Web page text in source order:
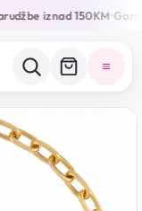
iznad 150KM•